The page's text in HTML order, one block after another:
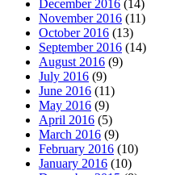
December 2016 (14)
November 2016 (11)
October 2016 (13)
September 2016 (14)
August 2016 (9)
July 2016 (9)
June 2016 (11)
May 2016 (9)
April 2016 (5)
March 2016 (9)
February 2016 (10)
January 2016 (10)